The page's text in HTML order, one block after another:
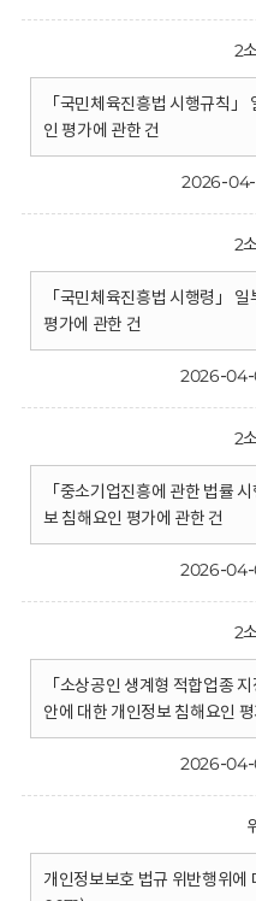
2
「국민체육진흥법 시행규칙
인 평가에 관한 건
2026-
2
「국민체육진흥법 시행령」
평가에 관한 건
2026-
2
「중소기업진흥에 관한 법률
보 침해요인 평가에 관한 건
2026-
2
「소상공인 생계형 적합업종
안에 대한 개인정보 침해요인
2026-
개인정보보호 법규 위반행위